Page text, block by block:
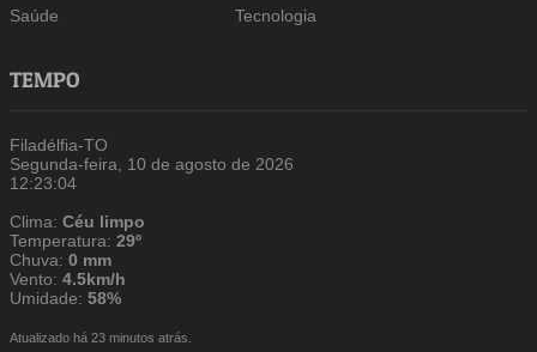
Saúde
Tecnologia
TEMPO
Filadélfia-TO
Segunda-feira, 10 de agosto de 2026
12:23:05
Clima:Céu limpo
Temperatura:29º
Chuva:0 mm
Vento:4.5km/h
Umidade:58%
Atualizado há 23 minutos atrás.